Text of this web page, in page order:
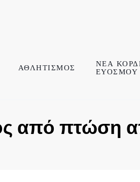
ΑΘΛΗΤΙΣΜΟΣ ΝΕΑ
ΕΥΟΣΜΟΥ
από πτώση